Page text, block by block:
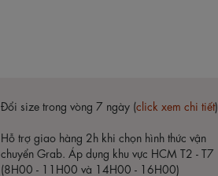
Đổi size trong vòng 7 ngày (click xem chi tiết)
Hỗ trợ giao hàng 2h khi chọn hình thức vận
chuyển Grab. Áp dụng khu vực HCM T2 - T7
(8H00 - 11H00 và 14H00 - 16H00)